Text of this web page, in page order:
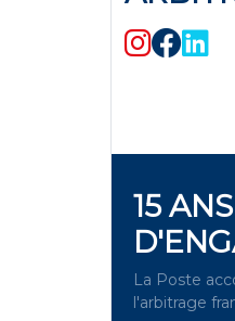
15 ANS
La Poste
l'arbitrage